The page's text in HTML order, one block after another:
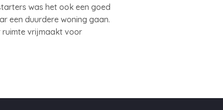
was het ook een goed
een duurdere woning gaan.
vrijmaakt voor